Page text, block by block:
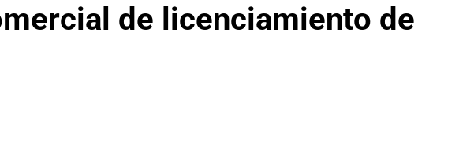
de licenciamiento de